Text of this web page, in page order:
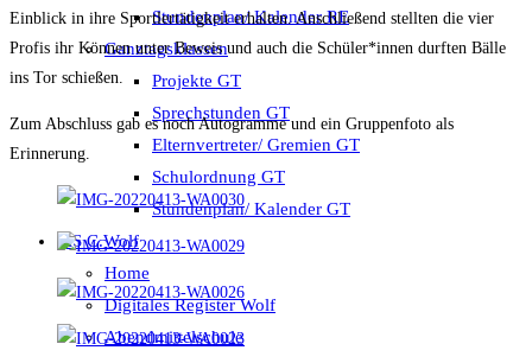
Stundenplan/ Kalender RE
Ganztagsklassen
Projekte GT
Sprechstunden GT
Elternvertreter/ Gremien GT
Schulordnung GT
Stundenplan/ Kalender GT
MS C.Wolf
Home
Digitales Register Wolf
Abendmittelschule
Einblick in ihre Sportlertätigkeit erhalten. Anschließend stellten die vier
Profis ihr Können unter Beweis und auch die Schüler*innen durften Bälle
ins Tor schießen.
Zum Abschluss gab es noch Autogramme und ein Gruppenfoto als
Erinnerung.